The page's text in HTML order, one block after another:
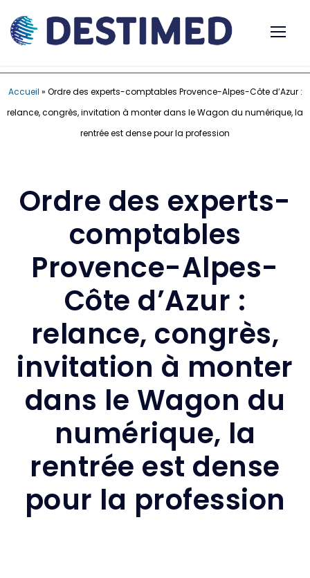
Accueil » Ordre des experts-comptables Provence-Alpes-Côte d’Azur :
relance, congrès, invitation à monter dans le Wagon du numérique, la
rentrée est dense pour la profession
Ordre des experts-
comptables
Provence-Alpes-
Côte d’Azur :
relance, congrès,
invitation à monter
dans le Wagon du
numérique, la
rentrée est dense
pour la profession